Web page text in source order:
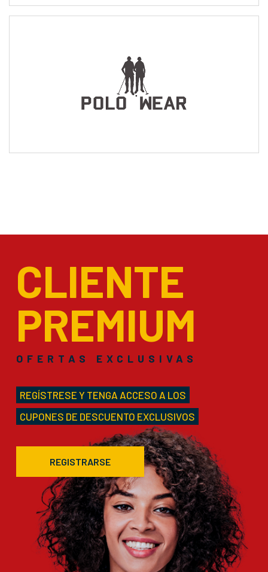
CLIENTE
PREMIUM
OFERTAS EXCLUSIVAS
REGÍSTRESE Y TENGA ACCESO A LOS
CUPONES DE DESCUENTO EXCLUSIVOS
REGISTRARSE